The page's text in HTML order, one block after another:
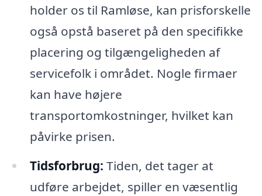
holder os til Ramløse, kan prisforskelle
også opstå baseret på den specifikke
placering og tilgængeligheden af
servicefolk i området. Nogle firmaer
kan have højere
transportomkostninger, hvilket kan
påvirke prisen.
Tidsforbrug: Tiden, det tager at
udføre arbejdet, spiller en væsentlig